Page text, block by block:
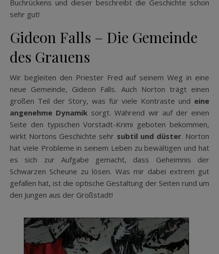
Buchrückens und dieser beschreibt die Geschichte schon
sehr gut!
Gideon Falls – Die Gemeinde
des Grauens
Wir begleiten den Priester Fred auf seinem Weg in eine
neue Gemeinde, Gideon Falls. Auch Norton trägt einen
großen Teil der Story, was für viele Kontraste und eine
angenehme Dynamik sorgt. Während wir auf der einen
Seite den typischen Vorstadt-Krimi geboten bekommen,
wirkt Nortons Geschichte sehr subtil und düster. Norton
hat viele Probleme in seinem Leben zu bewältigen und hat
es sich zur Aufgabe gemacht, dass Geheimnis der
Schwarzen Scheune zu lösen. Was mir dabei extrem gut
gefallen hat, ist die optische Gestaltung der Seiten rund um
den Jungen aus der Großstadt!